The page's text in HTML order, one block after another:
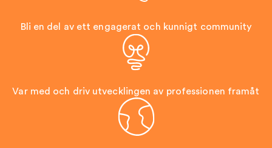
Bli en del av ett engagerat och kunnigt community
Var med och driv utvecklingen av professionen framåt